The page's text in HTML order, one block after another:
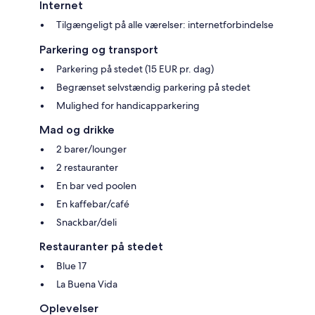
Internet
Tilgængeligt på alle værelser: internetforbindelse
Parkering og transport
Parkering på stedet (15 EUR pr. dag)
Begrænset selvstændig parkering på stedet
Mulighed for handicapparkering
Mad og drikke
2 barer/lounger
2 restauranter
En bar ved poolen
En kaffebar/café
Snackbar/deli
Restauranter på stedet
Blue 17
La Buena Vida
Oplevelser